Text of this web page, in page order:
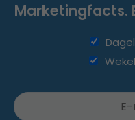
Marketingfacts.